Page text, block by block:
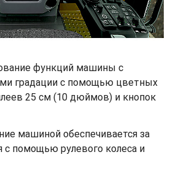
функций машины с
градации с помощью цветных
25 см (10 дюймов) и кнопок
машиной обеспечивается за
с помощью рулевого колеса и